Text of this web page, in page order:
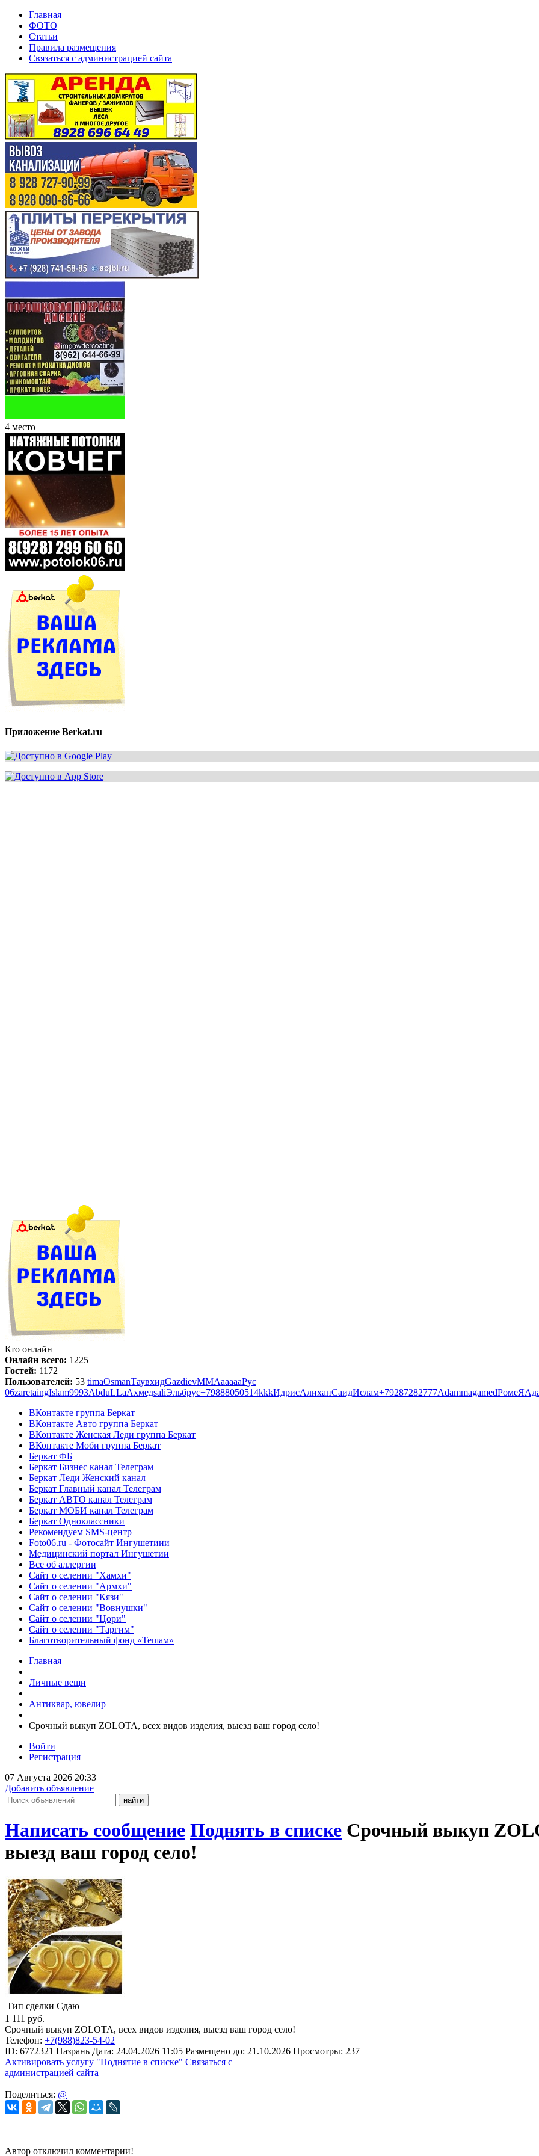
Главная
ФОТО
Статьи
Правила размещения
Связаться с администрацией сайта
4 место
Приложение Berkat.ru
Кто онлайн
Онлайн всего: 1225
Гостей: 1172
Пользователей: 53 timaOsmanТаувхидGazdievMMАаааааРус
06zaretaingIslam9993AbduLLaАхмедsaliЭльбрус+79888050514kkkИдрисАлиханСаидИслам+79287282777AdammagamedРомеЯ
ВКонтакте группа Беркат
ВКонтакте Авто группа Беркат
ВКонтакте Женская Леди группа Беркат
ВКонтакте Моби группа Беркат
Беркат ФБ
Беркат Бизнес канал Телеграм
Беркат Леди Женский канал
Беркат Главный канал Телеграм
Беркат АВТО канал Телеграм
Беркат МОБИ канал Телеграм
Беркат Одноклассники
Рекомендуем SMS-центр
Foto06.ru - Фотосайт Ингушетиии
Медицинский портал Ингушетии
Все об аллергии
Сайт о селении "Хамхи"
Сайт о селении "Армхи"
Сайт о селении "Кязи"
Сайт о селении "Вовнушки"
Сайт о селении "Цори"
Сайт о селении "Таргим"
Благотворительный фонд «Тешам»
Главная
Личные вещи
Антиквар, ювелир
Срочный выкуп ZOLOTA, всех видов изделия, выезд ваш город село!
Войти
Регистрация
07 Августа 2026 20:33
Добавить объявление
Написать сообщение Поднять в списке Срочный выкуп
выезд ваш город село!
Тип сделки Сдаю
1 111 руб.
Срочный выкуп ZOLOTA, всех видов изделия, выезд ваш город село!
Телефон: +7(988)823-54-02
ID: 6772321 Назрань Дата: 24.04.2026 11:05 Размещено до: 21.10.2026 Просмотры: 237
Активировать услугу "Поднятие в списке" Связаться с
администрацией сайта
Поделиться: @
Автор отключил комментарии!